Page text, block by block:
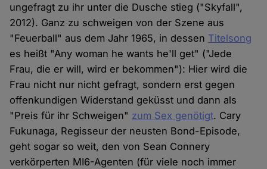
ungefragt zu ihr unter die Dusche stieg ("Skyfall",
2012). Ganz zu schweigen von der Szene aus
"Feuerball" aus dem Jahr 1965, in dessen Titelsong
es heißt "Any woman he wants he'll get" ("Jede
Frau, die er will, wird er bekommen"): Hier wird die
Frau nicht nur nicht gefragt, sondern erst gegen
offenkundigen Widerstand geküsst und dann als
"Preis für ihr Schweigen" zum Sex genötigt. Cary
Fukunaga, Regisseur der neusten Bond-Episode,
geht sogar so weit, den von Sean Connery
verkörperten MI6-Agenten (für viele noch immer